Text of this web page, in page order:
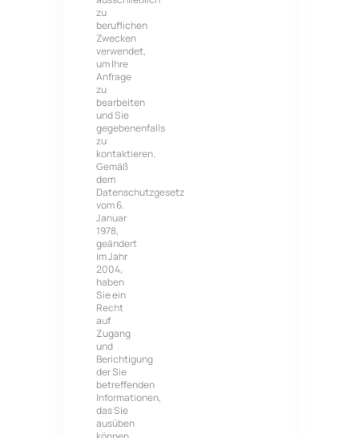
zu
beruflichen
Zwecken
verwendet,
um Ihre
Anfrage
zu
bearbeiten
und Sie
gegebenenfalls
zu
kontaktieren.
Gemäß
dem
Datenschutzgesetz
vom 6.
Januar
1978,
geändert
im Jahr
2004,
haben
Sie ein
Recht
auf
Zugang
und
Berichtigung
der Sie
betreffenden
Informationen,
das Sie
ausüben